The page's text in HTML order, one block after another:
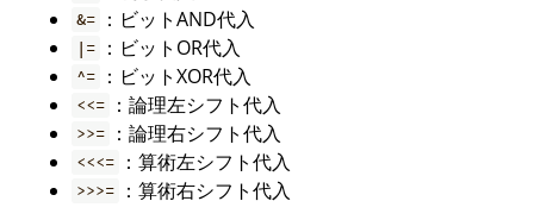
&= ：ビットAND代入
|= ：ビットOR代入
^= ：ビットXOR代入
<<= ：論理左シフト代入
>>= ：論理右シフト代入
<<<= ：算術左シフト代入
>>>= ：算術右シフト代入